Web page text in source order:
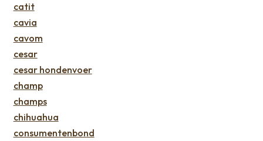
catit
cavia
cavom
cesar
cesar hondenvoer
champ
champs
chihuahua
consumentenbond